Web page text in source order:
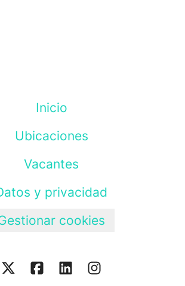
Inicio
Ubicaciones
Vacantes
y privacidad
cookies